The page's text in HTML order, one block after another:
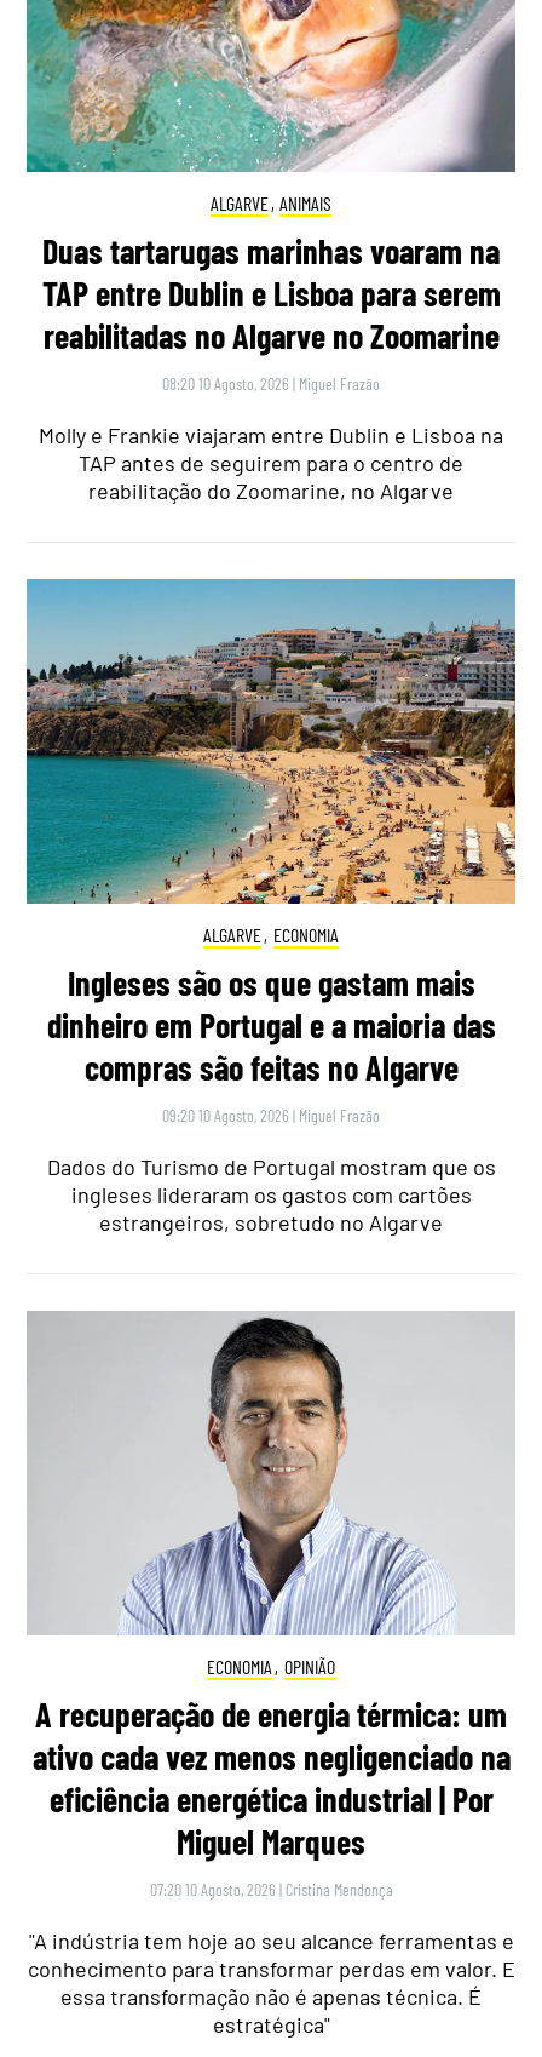
ALGARVE, ANIMAIS
Duas tartarugas marinhas voaram na
TAP entre Dublin e Lisboa para serem
reabilitadas no Algarve no Zoomarine
08:20 10 Agosto, 2026 | Miguel Frazão
Molly e Frankie viajaram entre Dublin e Lisboa na
TAP antes de seguirem para o centro de
reabilitação do Zoomarine, no Algarve
ALGARVE, ECONOMIA
Ingleses são os que gastam mais
dinheiro em Portugal e a maioria das
compras são feitas no Algarve
09:20 10 Agosto, 2026 | Miguel Frazão
Dados do Turismo de Portugal mostram que os
ingleses lideraram os gastos com cartões
estrangeiros, sobretudo no Algarve
ECONOMIA , OPINIÃO
A recuperação de energia térmica: um
ativo cada vez menos negligenciado na
eficiência energética industrial | Por
Miguel Marques
07:20 10 Agosto, 2026 | Cristina Mendonça
"A indústria tem hoje ao seu alcance ferramentas e
conhecimento para transformar perdas em valor. E
essa transformação não é apenas técnica. É
estratégica"